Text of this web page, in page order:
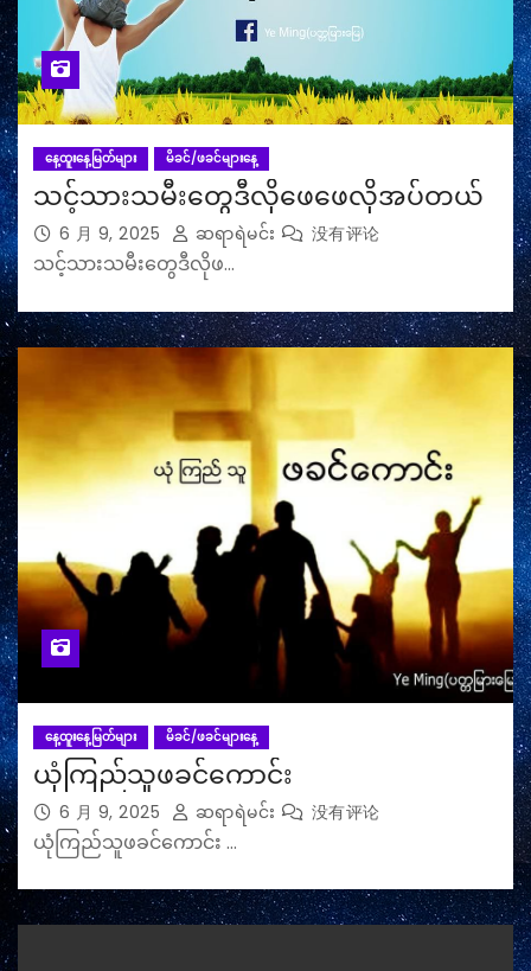
နေ့ထူးနေ့မြတ်များ မိခင်/ဖခင်များနေ့
သင့်သားသမီးတွေဒီလိုဖေဖေလိုအပ်တယ်
6 月 9, 2025 ဆရာရဲမင်း 没有评论
သင့်သားသမီးတွေဒီလိုဖ…
နေ့ထူးနေ့မြတ်များ မိခင်/ဖခင်များနေ့
ယုံကြည်သူဖခင်ကောင်း
6 月 9, 2025 ဆရာရဲမင်း 没有评论
ယုံကြည်သူဖခင်ကောင်း …